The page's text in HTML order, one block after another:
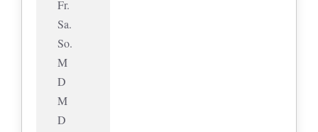
Fr.
Sa.
So.
M
D
M
D